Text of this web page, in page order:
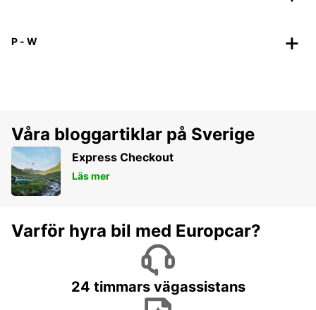
P - W
Våra bloggartiklar på Sverige
Express Checkout
Läs mer
Varför hyra bil med Europcar?
24 timmars vägassistans